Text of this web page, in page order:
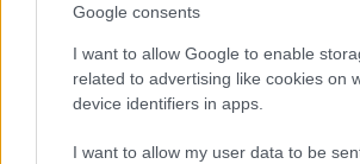
Google consents
I want to allow Google to enable
related to advertising like cookies on
device identifiers in apps.
I want to allow my user data to be